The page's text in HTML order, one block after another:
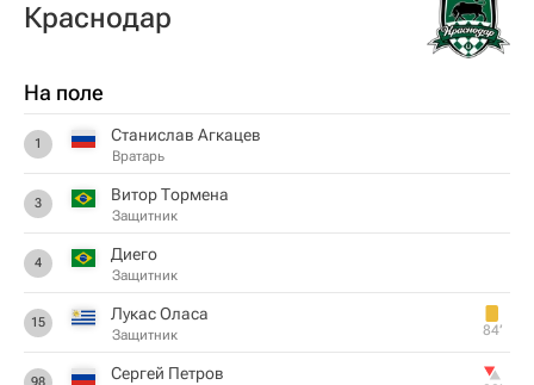
Краснодар
На поле
1 Станислав Агкацев
Вратарь
3 Витор Тормена
Защитник
4 Диего
Защитник
15 Лукас Оласа
Защитник 84‎’‎
98 Сергей Петров